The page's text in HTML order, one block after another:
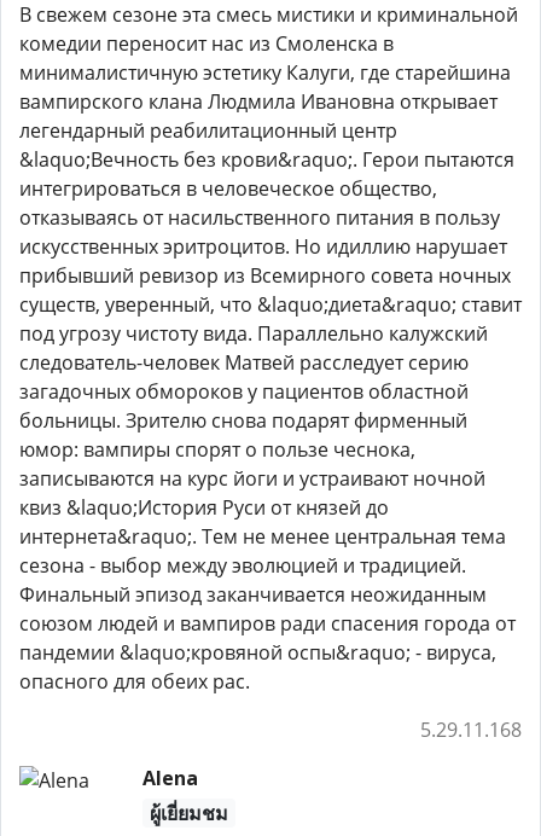
В свежем сезоне эта смесь мистики и криминальной
комедии переносит нас из Смоленска в
минималистичную эстетику Калуги, где старейшина
вампирского клана Людмила Ивановна открывает
легендарный реабилитационный центр
&laquo;Вечность без крови&raquo;. Герои пытаются
интегрироваться в человеческое общество,
отказываясь от насильственного питания в пользу
искусственных эритроцитов. Но идиллию нарушает
прибывший ревизор из Всемирного совета ночных
существ, уверенный, что &laquo;диета&raquo; ставит
под угрозу чистоту вида. Параллельно калужский
следователь-человек Матвей расследует серию
загадочных обмороков у пациентов областной
больницы. Зрителю снова подарят фирменный
юмор: вампиры спорят о пользе чеснока,
записываются на курс йоги и устраивают ночной
квиз &laquo;История Руси от князей до
интернета&raquo;. Тем не менее центральная тема
сезона - выбор между эволюцией и традицией.
Финальный эпизод заканчивается неожиданным
союзом людей и вампиров ради спасения города от
пандемии &laquo;кровяной оспы&raquo; - вируса,
опасного для обеих рас.
5.29.11.168
Alena
ผู้เยี่ยมชม